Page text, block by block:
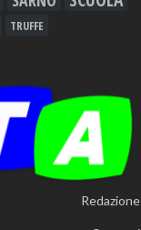
TRUFFE
Redazione